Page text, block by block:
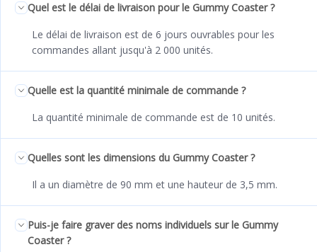
Quel est le délai de livraison pour le Gummy Coaster ?
Le délai de livraison est de 6 jours ouvrables pour les
commandes allant jusqu'à 2 000 unités.
Quelle est la quantité minimale de commande ?
La quantité minimale de commande est de 10 unités.
Quelles sont les dimensions du Gummy Coaster ?
Il a un diamètre de 90 mm et une hauteur de 3,5 mm.
Puis-je faire graver des noms individuels sur le Gummy
Coaster ?